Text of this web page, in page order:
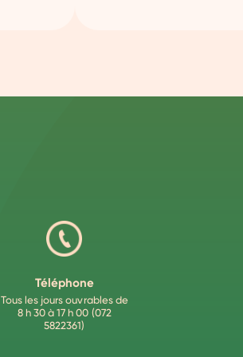
Téléphone
Tous les jours ouvrables de
8 h 30 à 17 h 00 (072
5822361)